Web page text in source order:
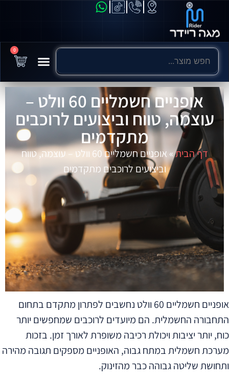
0
אופניים חשמליים 60 וולט –
עוצמה, טווח וביצועים לרוכבים
מתקדמים
דף הבית»
אופניים חשמליים 60 וולט – עוצמה, טווח
וביצועים לרוכבים מתקדמים
אופניים חשמליים 60 וולט נחשבים לפתרון מתקדם בתחום
התחבורה החשמלית. הם מיועדים לרוכבים שמחפשים יותר
כוח, יותר יציבות ויכולת רכיבה משופרת לאורך זמן. בזכות
מערכת חשמלית במתח גבוה, האופניים מספקים תגובה מהירה
ותחושת שליטה גבוהה כבר מהזינוק.